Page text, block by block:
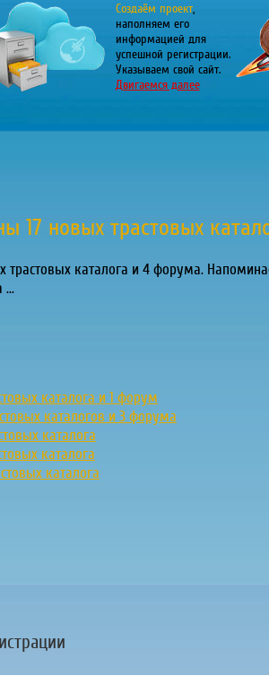
Создаём проект,
наполняем его
информацией для
успешной регистрации.
Указываем свой сайт.
Двигаемся далее
17 новых трастовых
трастовых каталога и 4 форума.
...
каталога и 1 форум
каталогов и 3 форума
каталога
каталога
каталога